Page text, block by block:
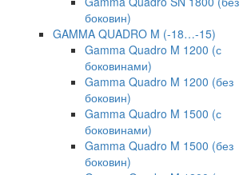
боковин)
GAMMA QUADRO M (-18…-15)
Gamma Quadro M 1200 (с
боковинами)
Gamma Quadro M 1200 (без
боковин)
Gamma Quadro M 1500 (с
боковинами)
Gamma Quadro M 1500 (без
боковин)